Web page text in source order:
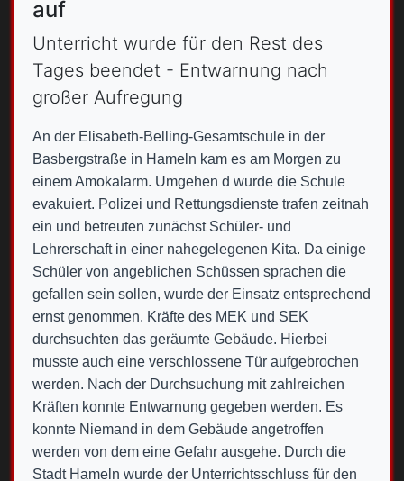
auf
Unterricht wurde für den Rest des
Tages beendet - Entwarnung nach
großer Aufregung
An der Elisabeth-Belling-Gesamtschule in der
Basbergstraße in Hameln kam es am Morgen zu
einem Amokalarm. Umgehen d wurde die Schule
evakuiert. Polizei und Rettungsdienste trafen zeitnah
ein und betreuten zunächst Schüler- und
Lehrerschaft in einer nahegelegenen Kita. Da einige
Schüler von angeblichen Schüssen sprachen die
gefallen sein sollen, wurde der Einsatz entsprechend
ernst genommen. Kräfte des MEK und SEK
durchsuchten das geräumte Gebäude. Hierbei
musste auch eine verschlossene Tür aufgebrochen
werden. Nach der Durchsuchung mit zahlreichen
Kräften konnte Entwarnung gegeben werden. Es
konnte Niemand in dem Gebäude angetroffen
werden von dem eine Gefahr ausgehe. Durch die
Stadt Hameln wurde der Unterrichtsschluss für den